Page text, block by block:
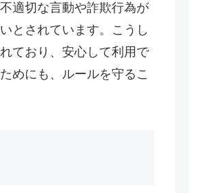
適切な言動や詐欺行為が
とされています。こうし
ており、安心して利用で
めにも、ルールを守るこ